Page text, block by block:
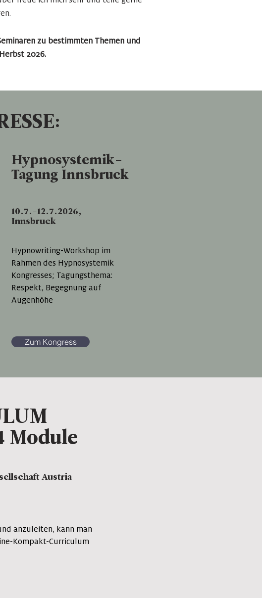
zu bestimmten Themen und
2026.
Hypnosystemik-
Tagung Innsbruck
10.7.-12.7.2026,
Innsbruck
Hypnowriting-Workshop im
Rahmen des Hypnosystemik
Kongresses; Tagungsthema:
Respekt, Begegnung auf
Augenhöhe
Zum Kongress
Module
Austria
anzuleiten, kann man
Kompakt-Curriculum